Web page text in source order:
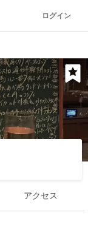
ログイン
アクセス